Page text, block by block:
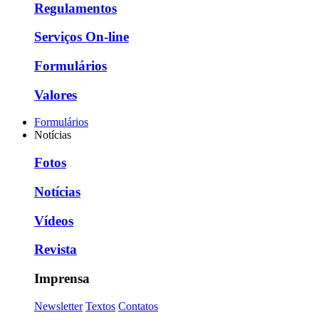
Regulamentos
Serviços On-line
Formulários
Valores
Formulários
Notícias
Fotos
Notícias
Vídeos
Revista
Imprensa
Newsletter Textos Contatos